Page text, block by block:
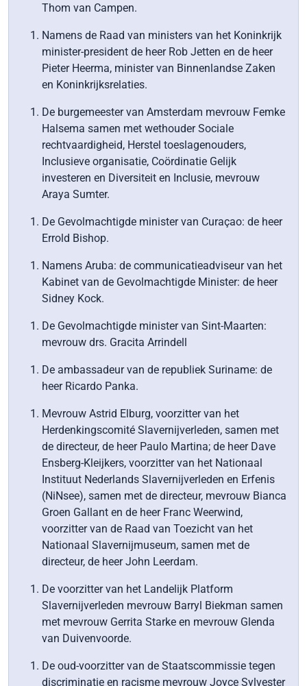
Thom van Campen.
Namens de Raad van ministers van het Koninkrijk
minister-president de heer Rob Jetten en de heer
Pieter Heerma, minister van Binnenlandse Zaken
en Koninkrijksrelaties.
De burgemeester van Amsterdam mevrouw Femke
Halsema samen met wethouder Sociale
rechtvaardigheid, Herstel toeslagenouders,
Inclusieve organisatie, Coördinatie Gelijk
investeren en Diversiteit en Inclusie, mevrouw
Araya Sumter.
De Gevolmachtigde minister van Curaçao: de heer
Errold Bishop.
Namens Aruba: de communicatieadviseur van het
Kabinet van de Gevolmachtigde Minister: de heer
Sidney Kock.
De Gevolmachtigde minister van Sint-Maarten:
mevrouw drs. Gracita Arrindell
De ambassadeur van de republiek Suriname: de
heer Ricardo Panka.
Mevrouw Astrid Elburg, voorzitter van het
Herdenkingscomité Slavernijverleden, samen met
de directeur, de heer Paulo Martina; de heer Dave
Ensberg-Kleijkers, voorzitter van het Nationaal
Instituut Nederlands Slavernijverleden en Erfenis
(NiNsee), samen met de directeur, mevrouw Bianca
Groen Gallant en de heer Franc Weerwind,
voorzitter van de Raad van Toezicht van het
Nationaal Slavernijmuseum, samen met de
directeur, de heer John Leerdam.
De voorzitter van het Landelijk Platform
Slavernijverleden mevrouw Barryl Biekman samen
met mevrouw Gerrita Starke en mevrouw Glenda
van Duivenvoorde.
De oud-voorzitter van de Staatscommissie tegen
discriminatie en racisme mevrouw Joyce Sylvester